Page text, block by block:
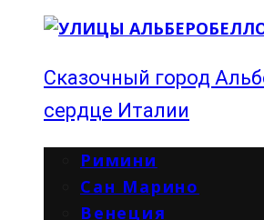
Сказочный город
сердце Италии
Римини
Сан Марино
Венеция